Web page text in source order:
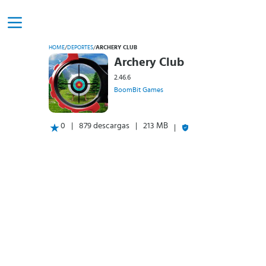
HOME/DEPORTES/ARCHERY CLUB
Archery Club
2.46.6
BoomBit Games
0 879 descargas 213 MB